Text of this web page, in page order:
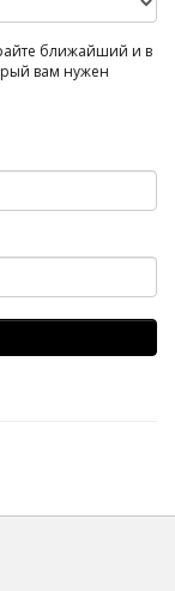
ближайший и в
вам нужен